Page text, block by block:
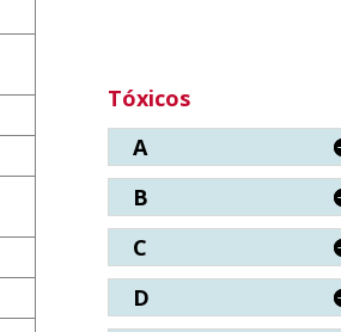
Tóxicos
A
B
C
D